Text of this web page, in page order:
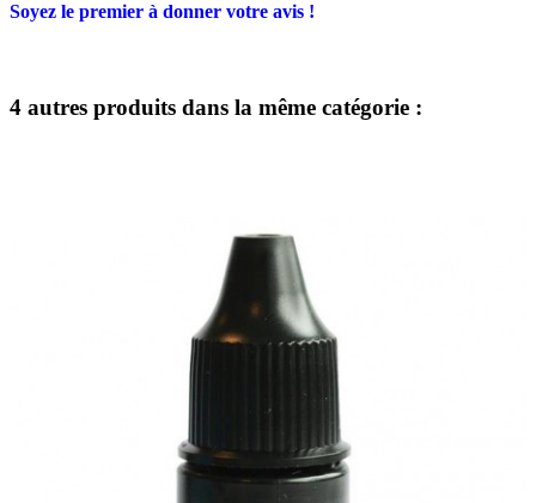
Soyez le premier à donner votre avis !
4 autres produits dans la même catégorie :